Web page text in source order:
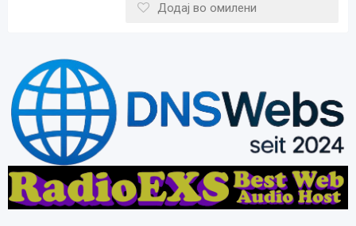
Додај во омилени